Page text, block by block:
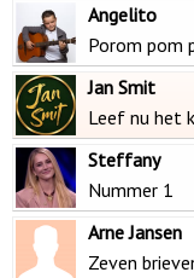
Angelito
Porom pom
Jan Smit
Leef nu het
Steffany
Nummer 1
Arne Jansen
Zeven